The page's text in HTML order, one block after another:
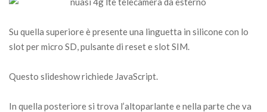
Su quella superiore è presente una linguetta in silicone con lo
slot per micro SD, pulsante di reset e slot SIM.
Questo slideshow richiede JavaScript.
In quella posteriore si trova l’altoparlante e nella parte che va